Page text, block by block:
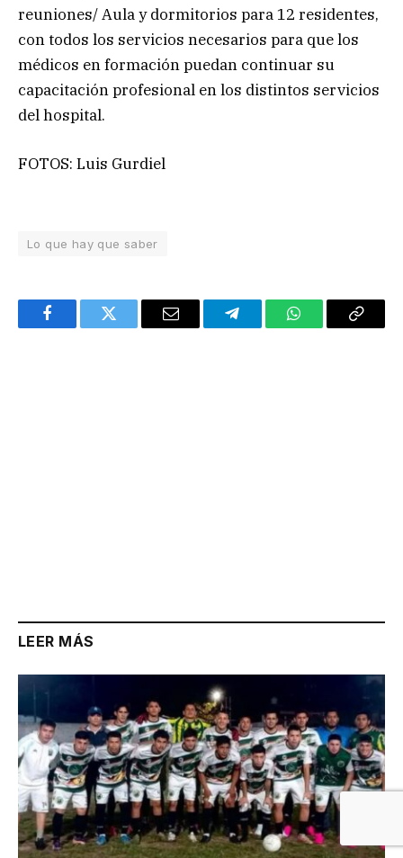
reuniones/ Aula y dormitorios para 12 residentes,
con todos los servicios necesarios para que los
médicos en formación puedan continuar su
capacitación profesional en los distintos servicios
del hospital.
FOTOS: Luis Gurdiel
Lo que hay que saber
FacebookTwitter Email TelegramWhatsAppCopy
LEER MÁS